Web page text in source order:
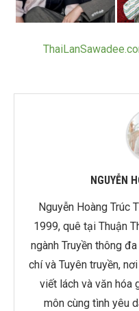
NGUYỄN
Nguyễn Hoàng Trúc
1999, quê tại Thuận
ngành Truyền thông
chí và Tuyên truyền,
viết lách và văn hóa
môn cùng tình yêu